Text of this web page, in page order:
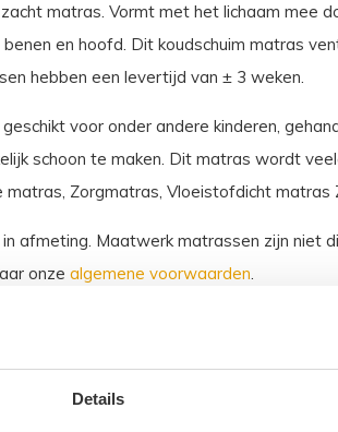
Details
matras. Vormt met het lichaam mee
en hoofd. Dit koudschuim matras
hebben een levertijd van ± 3 weken.
voor onder andere kinderen,
schoon te maken. Dit matras wordt
Zorgmatras, Vloeistofdicht matras
afmeting. Maatwerk matrassen zijn niet
onze algemene voorwaarden.